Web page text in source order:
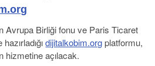
Avrupa Birliği fonu ve Paris Ticaret
dijitalkobim.orgplatformu,
hizmetine açılacak.